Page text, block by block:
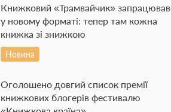
Книжковий «Трамвайчик» запрацював
у новому форматі: тепер там кожна
книжка зі знижкою
Новина
Оголошено довгий список премії
книжкових блогерів фестивалю